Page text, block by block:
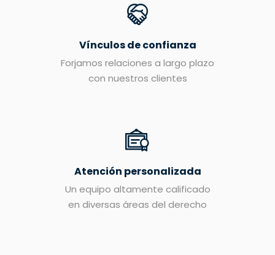
Vínculos de confianza
Forjamos relaciones a largo plazo
con nuestros clientes
Atención personalizada
Un equipo altamente calificado
en diversas áreas del derecho